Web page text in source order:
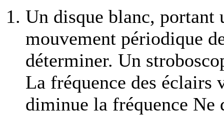
Un disque blanc, portant
mouvement périodique
déterminer. Un
La fréquence des éclairs
diminue la fréquence Ne